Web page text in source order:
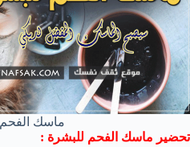
ماسك الفحم
تحضير ماسك الفحم للبشرة :